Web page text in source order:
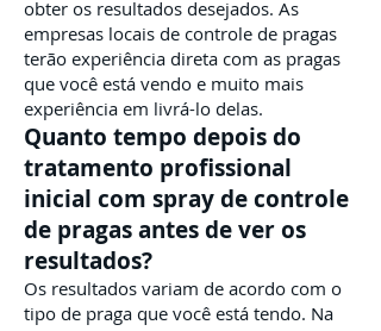
obter os resultados desejados. As
empresas locais de controle de pragas
terão experiência direta com as pragas
que você está vendo e muito mais
experiência em livrá-lo delas.
Quanto tempo depois do
tratamento profissional
inicial com spray de controle
de pragas antes de ver os
resultados?
Os resultados variam de acordo com o
tipo de praga que você está tendo. Na